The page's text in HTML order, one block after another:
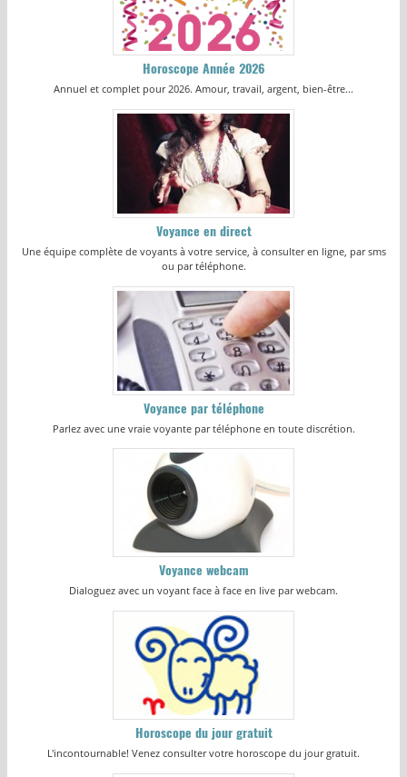
Horoscope Année 2026
Annuel et complet pour 2026. Amour, travail, argent, bien-être...
Voyance en direct
Une équipe complète de voyants à votre service, à consulter en ligne, par sms
ou par téléphone.
Voyance par téléphone
Parlez avec une vraie voyante par téléphone en toute discrétion.
Voyance webcam
Dialoguez avec un voyant face à face en live par webcam.
Horoscope du jour gratuit
L'incontournable! Venez consulter votre horoscope du jour gratuit.